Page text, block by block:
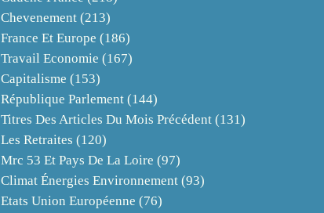
Chevenement (213)
France Et Europe (186)
Travail Economie (167)
Capitalisme (153)
République Parlement (144)
Titres Des Articles Du Mois Précédent (131)
Les Retraites (120)
Mrc 53 Et Pays De La Loire (97)
Climat Énergies Environnement (93)
Etats Union Européenne (76)